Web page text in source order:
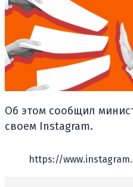
Об этом сообщил
своем Instagram.
https://